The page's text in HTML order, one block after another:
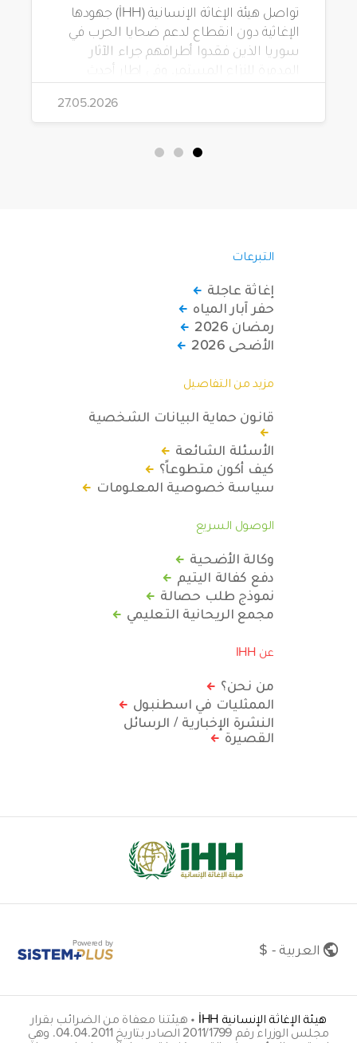
تواصل هيئة الإغاثة الإنسانية (İHH) جهودها
الإغاثية دون انقطاع لدعم ضحايا الحرب في
سوريا الذين فقدوا أطرافهم جراء الآثار
المدمرة للنزاع المستمر. وفي إطار أحدث
مشاريعها، قامت الهيئة بتوزيع 228 كرسياً
متحركاً كهربائياً على أشخاص من ذوي
الاحتياجات الخاصة يعيشون في ظروف
قاسية بمناطق دمشق، وحلب، وحماة،
27.05.2026
التبرعات
إغاثة عاجلة
حفر آبار المياه
رمضان 2026
الأضحى 2026
مزيد من التفاصيل
قانون حماية البيانات الشخصية
الأسئلة الشائعة
كيف أكون متطوعاً؟
سياسة خصوصية المعلومات
الوصول السريع
وكالة الأضحية
دفع كفالة اليتيم
نموذج طلب حصالة
مجمع الريحانية التعليمي
عن IHH
من نحن؟
الممثليات في اسطنبول
النشرة الإخبارية / الرسائل
القصيرة
العربية - $ Powered by
هيئة الإغاثة الإنسانية İHH • هيئتنا معفاة من الضرائب بقرار
مجلس الوزراء رقم 2011/1799 الصادر بتاريخ 04.04.2011. وهي